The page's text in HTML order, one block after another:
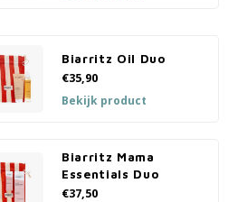
Biarritz Oil Duo
€35,90
Bekijk product
Biarritz Mama
Essentials Duo
€37,50